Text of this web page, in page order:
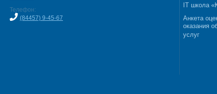
Телефон:
(84457) 9-45-67
IT школа
Анкета
оказания
услуг